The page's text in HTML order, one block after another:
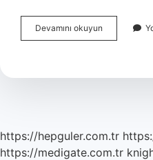
Devamını okuyun Tenedos
Kim
https://hepguler.com.tr
https://medigate.com.tr